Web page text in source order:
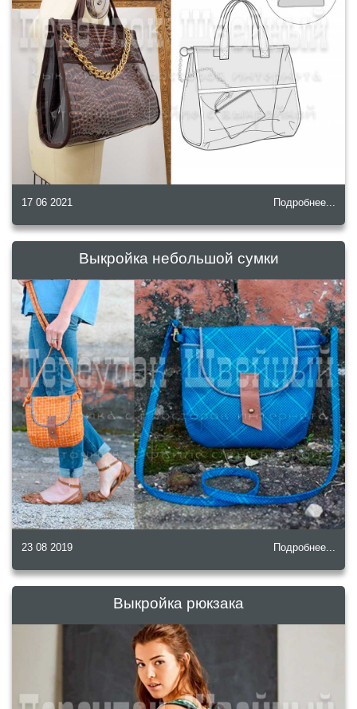
17 06 2021 Подробнее...
Выкройка небольшой сумки
23 08 2019 Подробнее...
Выкройка рюкзака